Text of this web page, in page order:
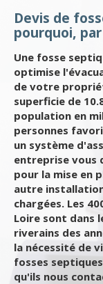
Devis de
pourquoi,
Une fosse
optimise
de votre
superficie de
population en
personnes
un système
entreprise vous
pour la mise en
autre
chargées. Les
Loire sont dans
riverains des
la nécessité de
fosses
qu'ils nous